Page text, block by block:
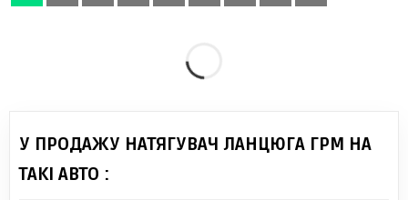
У ПРОДАЖУ НАТЯГУВАЧ ЛАНЦЮГА ГРМ НА
ТАКІ АВТО :